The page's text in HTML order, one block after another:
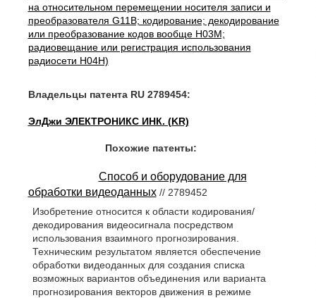
на относительном перемещении носителя записи и
преобразователя G11B; кодирование; декодирование
или преобразование кодов вообще H03M;
радиовещание или регистрация использования
радиосети H04H)
Владельцы патента RU 2789454:
ЭлДжи ЭЛЕКТРОНИКС ИНК. (KR)
Похожие патенты:
Способ и оборудование для
обработки видеоданных// 2789452
Изобретение относится к области кодирования/
декодирования видеосигнала посредством
использования взаимного прогнозирования.
Техническим результатом является обеспечение
обработки видеоданных для создания списка
возможных вариантов объединения или варианта
прогнозирования векторов движения в режиме